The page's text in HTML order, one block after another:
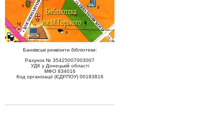
Банківські реквізити бібліотеки:
Рахунок № 35425007003007
УДК у Донецькій області
МФО 834016
Код організації (ЄДРПОУ) 00183816